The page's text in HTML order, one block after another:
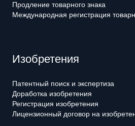
Продление товарного знака
Международная регистрация
Изобретения
Патентный поиск и экспертиза
Доработка изобретения
Регистрация изобретения
Лицензионный договор на